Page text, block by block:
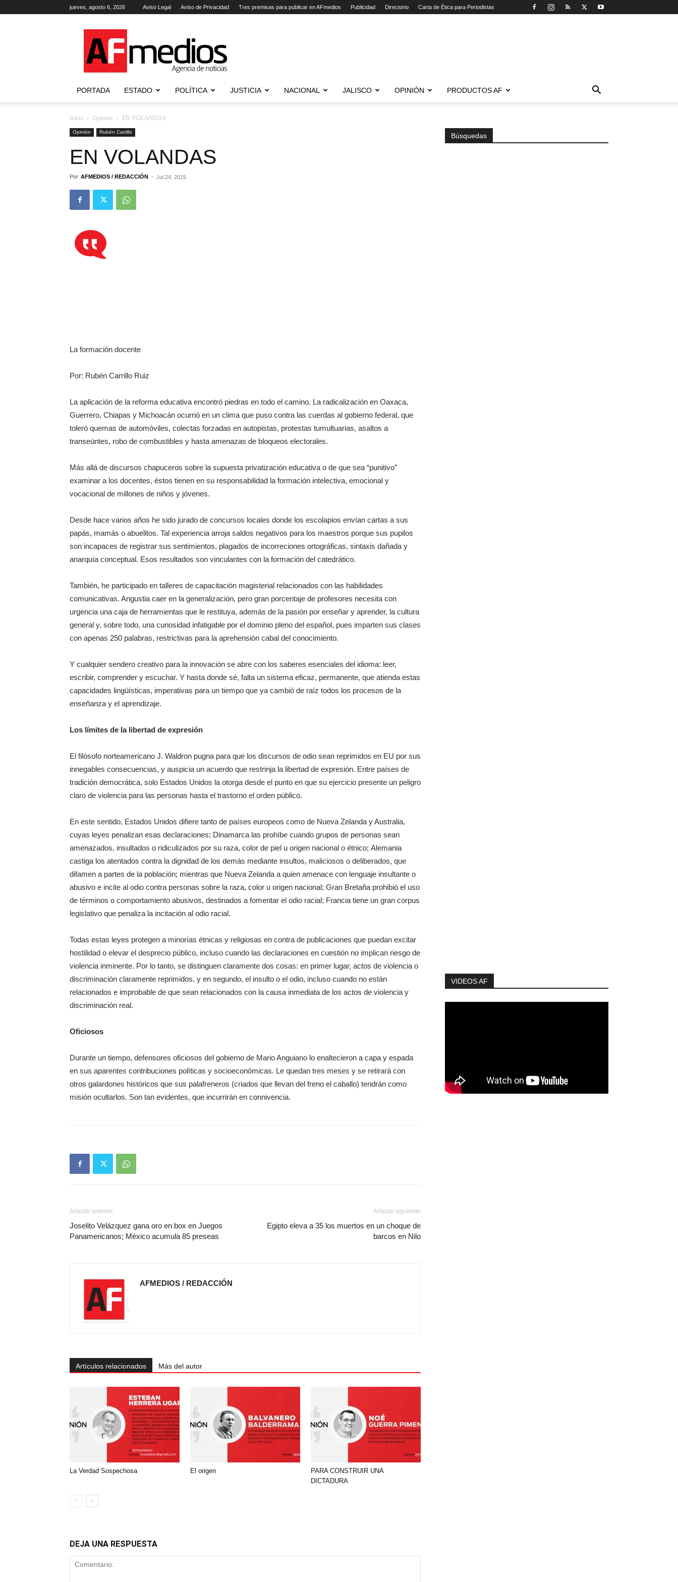
jueves, agosto 6, 2026 Aviso Legal Aviso de Privacidad Tres premisas para publicar en AFmedios Publicidad Directorio Carta de Ética para Periodistas
Agencia
de
Noticias
PORTADA ESTADO POLÍTICA JUSTICIA NACIONAL JALISCO OPINIÓN PRODUCTOS AF
Inicio Opinión EN VOLANDAS
Opinión Rubén Carrillo
EN VOLANDAS
Por AFMEDIOS / REDACCIÓN - Jul 24, 2015
La formación docente
Por: Rubén Carrillo Ruiz
La aplicación de la reforma educativa encontró piedras en todo el camino. La radicalización en Oaxaca,
Guerrero, Chiapas y Michoacán ocurrió en un clima que puso contra las cuerdas al gobierno federal, que
toleró quemas de automóviles, colectas forzadas en autopistas, protestas tumultuarias, asaltos a
transeúntes, robo de combustibles y hasta amenazas de bloqueos electorales.
Más allá de discursos chapuceros sobre la supuesta privatización educativa o de que sea “punitivo”
examinar a los docentes, éstos tienen en su responsabilidad la formación intelectiva, emocional y
vocacional de millones de niños y jóvenes.
Desde hace varios años he sido jurado de concursos locales donde los escolapios envían cartas a sus
papás, mamás o abuelitos. Tal experiencia arroja saldos negativos para los maestros porque sus pupilos
son incapaces de registrar sus sentimientos, plagados de incorreciones ortográficas, sintaxis dañada y
anarquía conceptual. Esos resultados son vinculantes con la formación del catedrático.
También, he participado en talleres de capacitación magisterial relacionados con las habilidades
comunicativas. Angustia caer en la generalización, pero gran porcentaje de profesores necesita con
urgencia una caja de herramientas que le restituya, además de la pasión por enseñar y aprender, la cultura
general y, sobre todo, una curiosidad infatigable por el dominio pleno del español, pues imparten sus clases
con apenas 250 palabras, restrictivas para la aprehensión cabal del conocimiento.
Y cualquier sendero creativo para la innovación se abre con los saberes esenciales del idioma: leer,
escribir, comprender y escuchar. Y hasta donde sé, falta un sistema eficaz, permanente, que atienda estas
capacidades lingüísticas, imperativas para un tiempo que ya cambió de raíz todos los procesos de la
enseñanza y el aprendizaje.
Los límites de la libertad de expresión
El filósofo norteamericano J. Waldron pugna para que los discursos de odio sean reprimidos en EU por sus
innegables consecuencias, y auspicia un acuerdo que restrinja la libertad de expresión. Entre países de
tradición democrática, solo Estados Unidos la otorga desde el punto en que su ejercicio presente un peligro
claro de violencia para las personas hasta el trastorno el orden público.
En este sentido, Estados Unidos difiere tanto de países europeos como de Nueva Zelanda y Australia,
cuyas leyes penalizan esas declaraciones; Dinamarca las prohíbe cuando grupos de personas sean
amenazados, insultados o ridiculizados por su raza, color de piel u origen nacional o étnico; Alemania
castiga los atentados contra la dignidad de los demás mediante insultos, maliciosos o deliberados, que
difamen a partes de la población; mientras que Nueva Zelanda a quien amenace con lenguaje insultante o
abusivo e incite al odio contra personas sobre la raza, color u origen nacional; Gran Bretaña prohibió el uso
de términos o comportamiento abusivos, destinados a fomentar el odio racial; Francia tiene un gran corpus
legislativo que penaliza la incitación al odio racial.
Todas estas leyes protegen a minorías étnicas y religiosas en contra de publicaciones que puedan excitar
hostilidad o elevar el desprecio público, incluso cuando las declaraciones en cuestión no implican riesgo de
violencia inminente. Por lo tanto, se distinguen claramente dos cosas: en primer lugar, actos de violencia o
discriminación claramente reprimidos, y en segundo, el insulto o el odio, incluso cuando no están
relacionados e improbable de que sean relacionados con la causa inmediata de los actos de violencia y
discriminación real.
Oficiosos
Durante un tiempo, defensores oficiosos del gobierno de Mario Anguiano lo enaltecieron a capa y espada
en sus aparentes contribuciones políticas y socioeconómicas. Le quedan tres meses y se retirará con
otros galardones históricos que sus palafreneros (criados que llevan del freno el caballo) tendrán como
misión ocultarlos. Son tan evidentes, que incurrirán en connivencia.
Artículo anterior
Joselito Velázquez gana oro en box en Juegos
Panamericanos; México acumula 85 preseas
Artículo siguiente
Egipto eleva a 35 los muertos en un choque de
barcos en Nilo
AFMEDIOS / REDACCIÓN
Artículos relacionados Más del autor
La Verdad Sospechosa El origen
PARA CONSTRUIR UNA
DICTADURA
DEJA UNA RESPUESTA
Búsquedas
VIDEOS AF